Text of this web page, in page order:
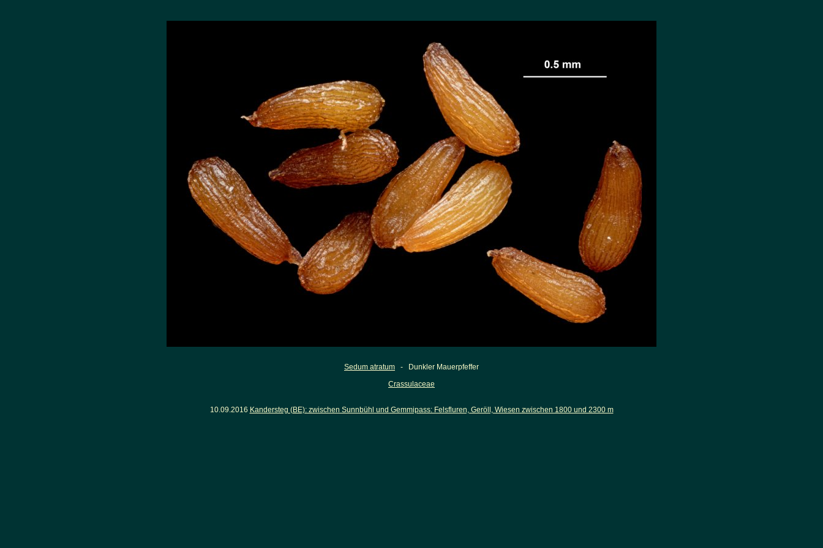
Sedum atratum - Dunkler Mauerpfeffer
Crassulaceae
10.09.2016 Kandersteg (BE): zwischen Sunnbühl und Gemmipass: Felsfluren, Geröll, Wiesen zwischen 1800 und 2300 m